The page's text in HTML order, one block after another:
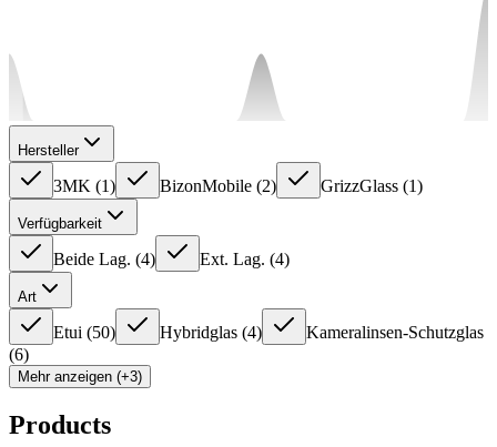
Hersteller
3MK (1) BizonMobile (2) GrizzGlass (1)
Verfügbarkeit
Beide Lag. (4) Ext. Lag. (4)
Art
Etui (50) Hybridglas (4)
Kameralinsen-Schutzglas
(6)
Mehr anzeigen (+3)
Products